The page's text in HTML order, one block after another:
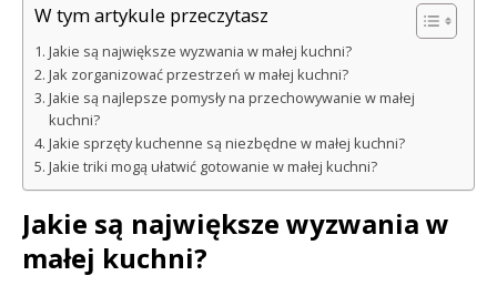
W tym artykule przeczytasz
Jakie są największe wyzwania w małej kuchni?
Jak zorganizować przestrzeń w małej kuchni?
Jakie są najlepsze pomysły na przechowywanie w małej
kuchni?
Jakie sprzęty kuchenne są niezbędne w małej kuchni?
Jakie triki mogą ułatwić gotowanie w małej kuchni?
Jakie są największe wyzwania w
małej kuchni?